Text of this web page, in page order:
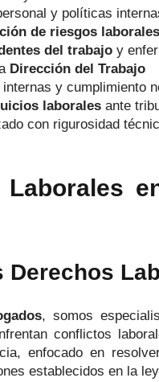
y políticas
de riesgos laborales
del trabajo y
Dirección del Trabajo
y cumplimiento
laborales ante
con rigurosidad
Laborales
Derechos
, somos
conflictos
enfocado en
establecidos en la